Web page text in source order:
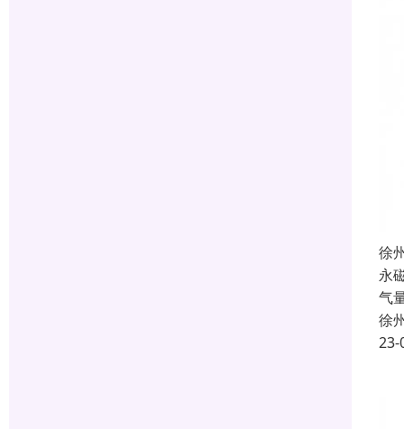
徐
永
气
徐
23-